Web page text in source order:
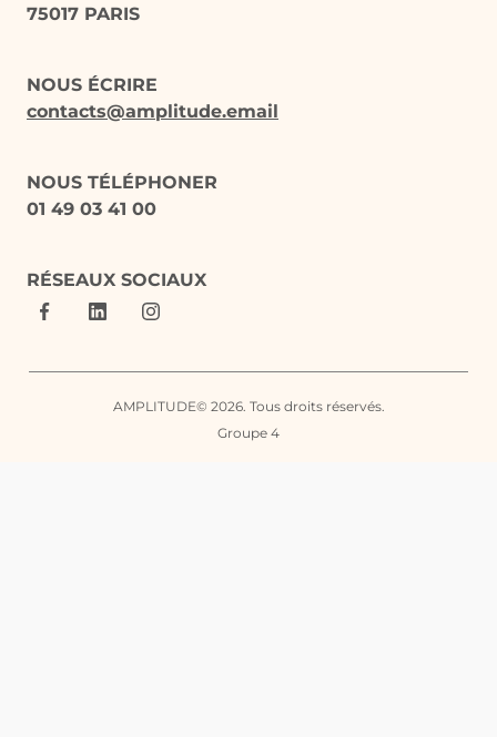
75017 PARIS
NOUS ÉCRIRE
contacts@amplitude.email
NOUS TÉLÉPHONER
01 49 03 41 00
RÉSEAUX SOCIAUX
AMPLITUDE© 2026. Tous droits réservés.
Groupe 4